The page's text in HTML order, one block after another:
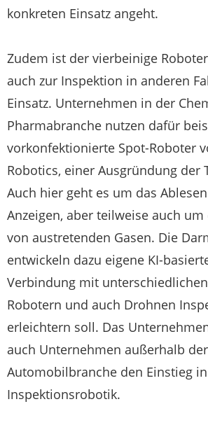
konkreten Einsatz angeht.
Zudem ist der vierbeinige
auch zur Inspektion in anderen
Einsatz. Unternehmen in der
Pharmabranche nutzen dafür
vorkonfektionierte Spot-Roboter
Robotics, einer Ausgründung der
Auch hier geht es um das
Anzeigen, aber teilweise auch
von austretenden Gasen. Die
entwickeln dazu eigene KI-
Verbindung mit
Robotern und auch Drohnen
erleichtern soll. Das
auch Unternehmen außerhalb der
Automobilbranche den Einstieg
Inspektionsrobotik.